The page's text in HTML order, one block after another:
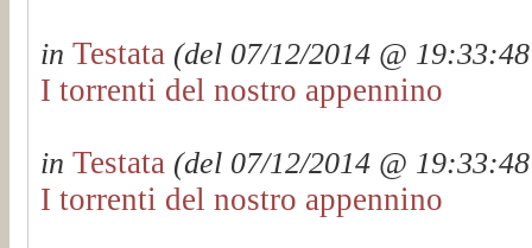
in Testata (del 07/12/2014 @
I torrenti del nostro appennino
in Testata (del 07/12/2014 @
I torrenti del nostro appennino